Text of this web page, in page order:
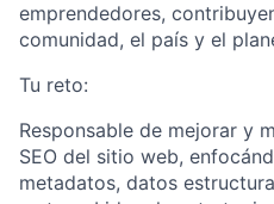
emprendedores,
comunidad, el país y el
Tu reto:
Responsable de mejorar y
SEO del sitio web,
metadatos, datos